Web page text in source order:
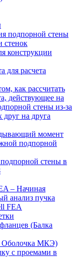
подпорной стены
стенок
конструкции
для расчета
как рассчитать
действующее на
стены из-за
на друга
момент
подпорной
стены в
– Начиная
анализ пучка
FEA
(Балка
Оболочка МКЭ)
с проемами в